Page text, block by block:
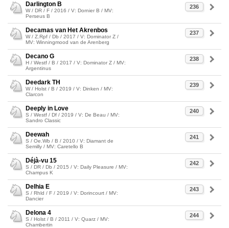
236
Darlington B
W / DR / F / 2016 / V: Dornier B / MV:
Perseus B
237
Decamas van Het Akrenbos
W / Z.Rpf / Db / 2017 / V: Dominator Z /
MV: Winningmood van de Arenberg
238
Decano G
H / Westf / B / 2017 / V: Dominator Z / MV:
Argentinus
239
Deedark TH
W / Holst / B / 2019 / V: Dinken / MV:
Clarcon
240
Deeply in Love
S / Westf / Df / 2019 / V: De Beau / MV:
Sandro Classic
241
Deewah
S / Oe.Wb / B / 2010 / V: Diamant de
Semilly / MV: Caretello B
242
Déjà-vu 15
S / DR / Db / 2015 / V: Daily Pleasure / MV:
Champus K
243
Delhia E
S / Rhld / F / 2019 / V: Dorincourt / MV:
Dancier
244
Delona 4
S / Holst / B / 2011 / V: Quarz / MV:
Chambertin